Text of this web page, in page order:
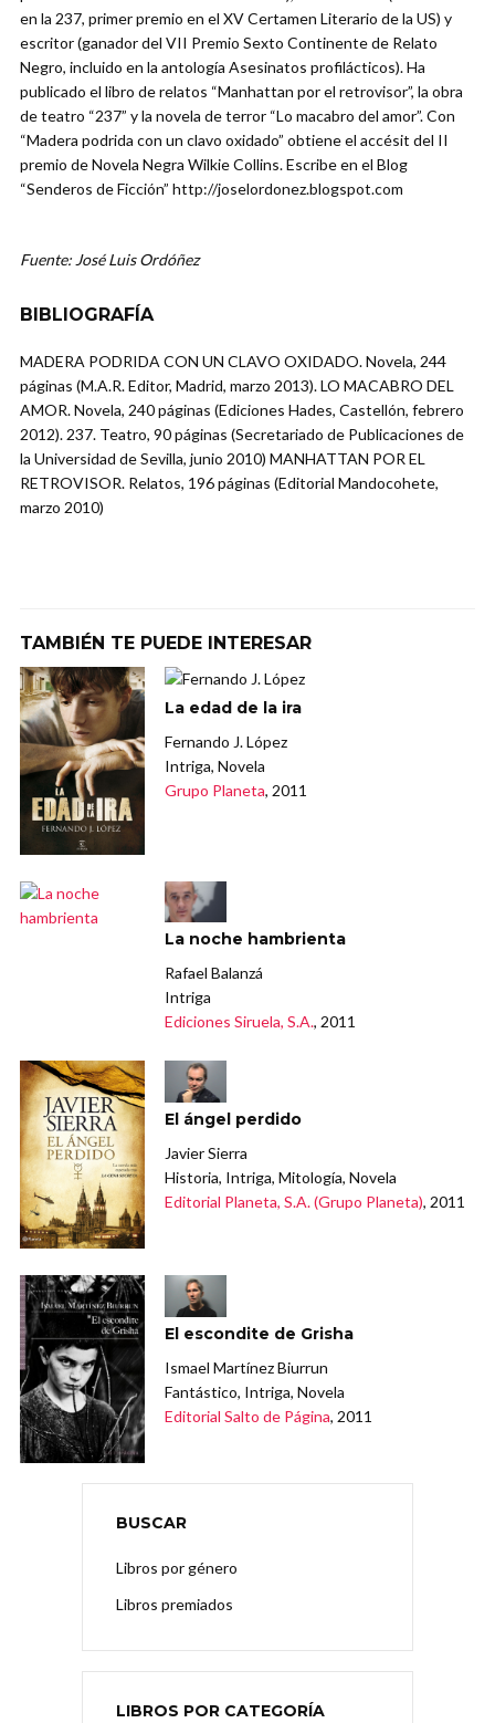
en la 237, primer premio en el XV Certamen Literario de la US) y
escritor (ganador del VII Premio Sexto Continente de Relato
Negro, incluido en la antología Asesinatos profilácticos). Ha
publicado el libro de relatos “Manhattan por el retrovisor”, la obra
de teatro “237” y la novela de terror “Lo macabro del amor”. Con
“Madera podrida con un clavo oxidado” obtiene el accésit del II
premio de Novela Negra Wilkie Collins. Escribe en el Blog
“Senderos de Ficción” http://joselordonez.blogspot.com
Fuente: José Luis Ordóñez
BIBLIOGRAFÍA
MADERA PODRIDA CON UN CLAVO OXIDADO. Novela, 244
páginas (M.A.R. Editor, Madrid, marzo 2013). LO MACABRO DEL
AMOR. Novela, 240 páginas (Ediciones Hades, Castellón, febrero
2012). 237. Teatro, 90 páginas (Secretariado de Publicaciones de
la Universidad de Sevilla, junio 2010) MANHATTAN POR EL
RETROVISOR. Relatos, 196 páginas (Editorial Mandocohete,
marzo 2010)
TAMBIÉN TE PUEDE INTERESAR
La edad de la ira
Fernando J. López
Intriga, Novela
Grupo Planeta, 2011
La noche hambrienta
Rafael Balanzá
Intriga
Ediciones Siruela, S.A., 2011
El ángel perdido
Javier Sierra
Historia, Intriga, Mitología, Novela
Editorial Planeta, S.A. (Grupo Planeta), 2011
El escondite de Grisha
Ismael Martínez Biurrun
Fantástico, Intriga, Novela
Editorial Salto de Página, 2011
BUSCAR
Libros por género
Libros premiados
LIBROS POR CATEGORÍA